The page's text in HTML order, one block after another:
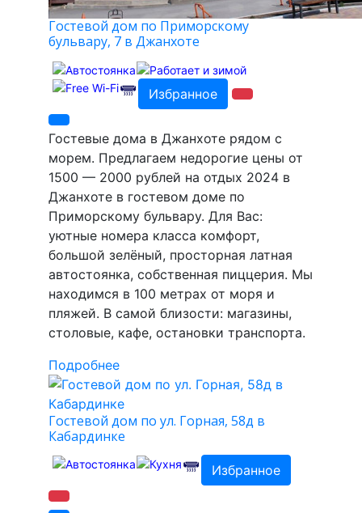
Гостевой дом по Приморскому
бульвару, 7 в Джанхоте
Избранное
Гостевые дома в Джанхоте рядом с
морем. Предлагаем недорогие цены от
1500 — 2000 рублей на отдых 2024 в
Джанхоте в гостевом доме по
Приморскому бульвару. Для Вас:
уютные номера класса комфорт,
большой зелёный, просторная латная
автостоянка, собственная пиццерия. Мы
находимся в 100 метрах от моря и
пляжей. В самой близости: магазины,
столовые, кафе, остановки транспорта.
Подробнее
Гостевой дом по ул. Горная, 58д в
Кабардинке
Избранное